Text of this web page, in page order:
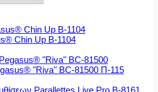
Chin Up Β-1104
"Riva" BC-81500 Π-115